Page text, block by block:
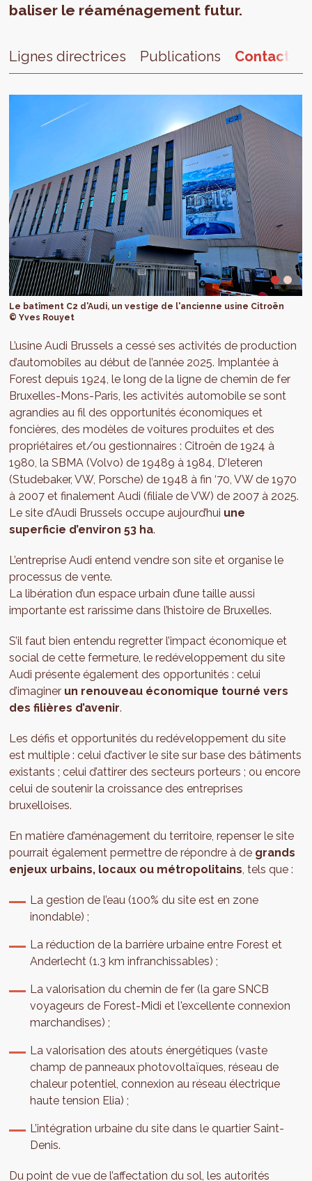
baliser le réaménagement futur.
Lignes directrices Publications Contact
Le batîment C2 d'Audi, un vestige de l'ancienne usine Citroën
© Yves Rouyet
L’usine Audi Brussels a cessé ses activités de production
d’automobiles au début de l’année 2025. Implantée à
Forest depuis 1924, le long de la ligne de chemin de fer
Bruxelles-Mons-Paris, les activités automobile se sont
agrandies au fil des opportunités économiques et
foncières, des modèles de voitures produites et des
propriétaires et/ou gestionnaires : Citroën de 1924 à
1980, la SBMA (Volvo) de 19489 à 1984, D’Ieteren
(Studebaker, VW, Porsche) de 1948 à fin ‘70, VW de 1970
à 2007 et finalement Audi (filiale de VW) de 2007 à 2025.
Le site d’Audi Brussels occupe aujourd’hui une
superficie d’environ 53 ha.
L’entreprise Audi entend vendre son site et organise le
processus de vente.
La libération d’un espace urbain d’une taille aussi
importante est rarissime dans l’histoire de Bruxelles.
S’il faut bien entendu regretter l’impact économique et
social de cette fermeture, le redéveloppement du site
Audi présente également des opportunités : celui
d’imaginer un renouveau économique tourné vers
des filières d’avenir.
Les défis et opportunités du redéveloppement du site
est multiple : celui d’activer le site sur base des bâtiments
existants ; celui d’attirer des secteurs porteurs ; ou encore
celui de soutenir la croissance des entreprises
bruxelloises.
En matière d’aménagement du territoire, repenser le site
pourrait également permettre de répondre à de grands
enjeux urbains, locaux ou métropolitains, tels que :
La gestion de l’eau (100% du site est en zone
inondable) ;
La réduction de la barrière urbaine entre Forest et
Anderlecht (1.3 km infranchissables) ;
La valorisation du chemin de fer (la gare SNCB
voyageurs de Forest-Midi et l'excellente connexion
marchandises) ;
La valorisation des atouts énergétiques (vaste
champ de panneaux photovoltaïques, réseau de
chaleur potentiel, connexion au réseau électrique
haute tension Elia) ;
L’intégration urbaine du site dans le quartier Saint-
Denis.
Du point de vue de l’affectation du sol, les autorités